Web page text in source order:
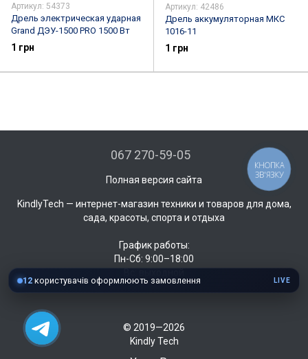
Артикул: 54373
Дрель электрическая ударная
Grand ДЭУ-1500 PRO 1500 Вт
1 грн
Артикул: 42486
Дрель аккумуляторная МКС
1016-11
1 грн
067 270-59-05
Полная версия сайта
KindlyTech — интернет-магазин техники и товаров для дома,
сада, красоты, спорта и отдыха
График работы:
Пн-Сб: 9:00–18:00
© 2019—2026
Kindly Tech
12 користувачів оформлюють замовлення LIVE
КНОПКА
ЗВ'ЯЗКУ